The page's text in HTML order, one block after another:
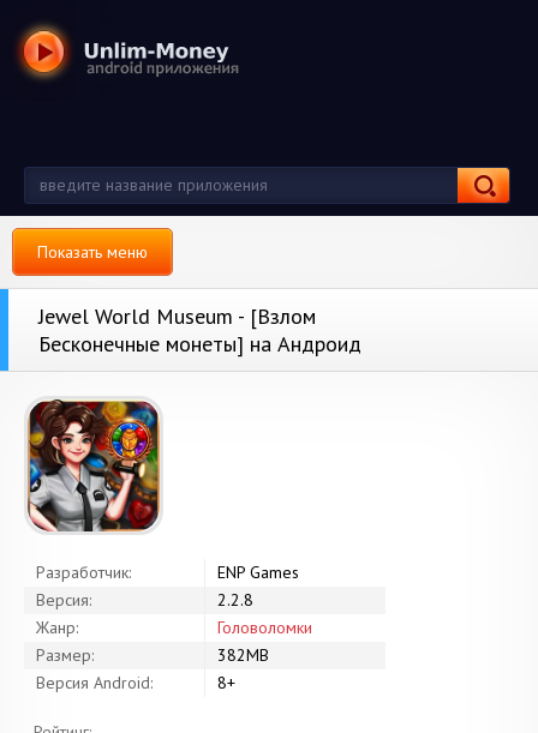
Показать меню
Jewel World Museum - [Взлом
Бесконечные монеты] на Андроид
Разработчик:
ENP Games
Версия:
2.2.8
Жанр:
Головоломки
Размер:
382MB
Версия Android:
8+